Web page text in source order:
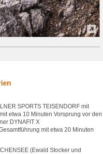
SPORTS TEISENDORF mit
etwa 10 Minuten Vorsprung vor den
DYNAFIT X
mit etwa 20 Minuten
(Ewald Stocker und